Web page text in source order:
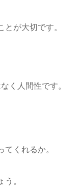
が大切です。
く人間性です。
くれるか。
。